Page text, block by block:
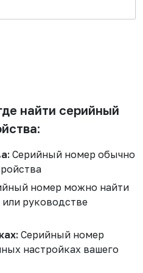
найти серийный
Серийный номер обычно
номер можно найти
руководстве
Серийный номер
настройках вашего